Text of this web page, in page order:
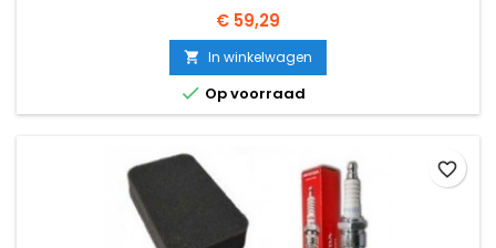
Prijs
€ 59,29
 In winkelwagen
 Op voorraad
favorite_border